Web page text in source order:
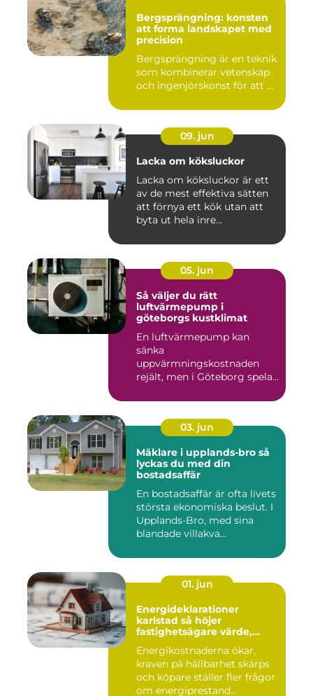
Bergsprängning: konsten
att forma landskapet med
precision
Bergsprängning är en teknik
som kombinerar vetenskap
och ingenjörskonst för att ...
09. jun
Lacka om köksluckor
Lacka om köksluckor är ett
av de mest effektiva sätten
att förnya ett kök utan att
byta ut hela inre...
05. jun
Så väljer du rätt
luftvärmepump i
göteborgs kustklimat
En luftvärmepump kan
sänka
uppvärmningskostnaden
rejält, men i Göteborg spelar
03. jun
Mäklare i upplands-bro så
lyckas du med din
bostadsaffär
En bostadsaffär är ofta livets
största ekonomiska beslut. I
Upplands-Bro, med sina
blandade villakva...
01. jun
Energideklarationer
karlstad så höjer
fastighetsägare värde,
Energikostnaderna ökar,
kraven på hållbarhet skärps
och köpare ställer fler frågor
om energiprestand...